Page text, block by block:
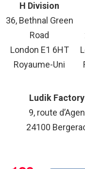
H Division
36, Bethnal Green
Road
London E1 6HT
Royaume-Uni
Ludik Factory
9, route d’Agen
24100